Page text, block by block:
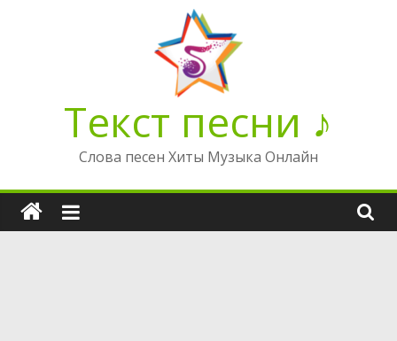
Текст песни ♪
Слова песен Хиты Музыка Онлайн